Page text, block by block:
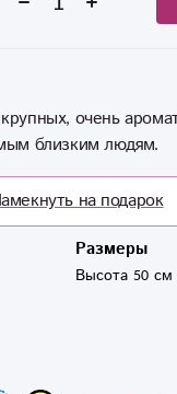
очень
близким людям.
на подарок
Размеры
Высота 50 см